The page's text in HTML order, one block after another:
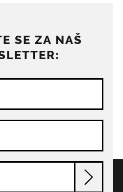
SE ZA NAŠ